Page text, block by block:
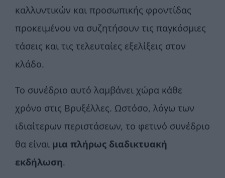
καλλυντικών και προσωπικής φροντίδας
προκειμένου να συζητήσουν τις παγκόσμιες
τάσεις και τις τελευταίες εξελίξεις στον
κλάδο.
Το συνέδριο αυτό λαμβάνει χώρα κάθε
χρόνο στις Βρυξέλλες. Ωστόσο, λόγω των
ιδιαίτερων περιστάσεων, το φετινό συνέδριο
θα είναι μια πλήρως διαδικτυακή
εκδήλωση.